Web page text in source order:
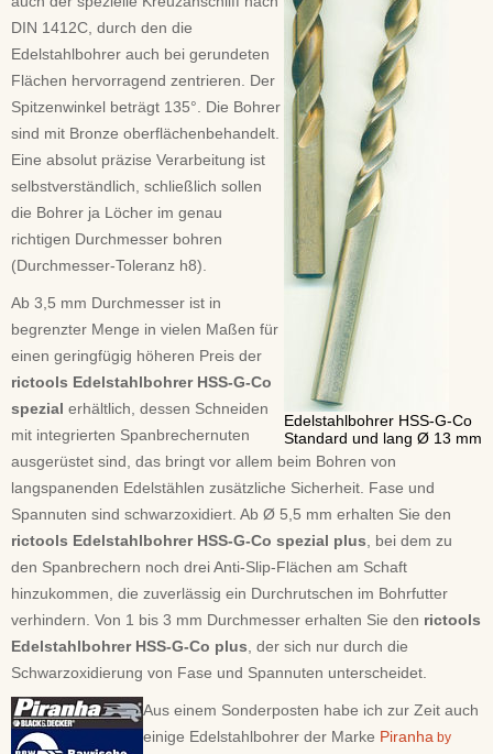
Edelstahlbohrer HSS-G-Co
Standard und lang Ø 13 mm
DIN 1412C, durch den die
Edelstahlbohrer auch bei gerundeten
Flächen hervorragend zentrieren. Der
Spitzenwinkel beträgt 135°. Die Bohrer
sind mit Bronze oberflächenbehandelt.
Eine absolut präzise Verarbeitung ist
selbstverständlich, schließlich sollen
die Bohrer ja Löcher im genau
richtigen Durchmesser bohren
(Durchmesser-Toleranz h8).
Ab 3,5 mm Durchmesser ist in
begrenzter Menge in vielen Maßen für
einen geringfügig höheren Preis der
rictools Edelstahlbohrer HSS-G-Co
spezial erhältlich, dessen Schneiden
mit integrierten Spanbrechernuten
ausgerüstet sind, das bringt vor allem beim Bohren von
langspanenden Edelstählen zusätzliche Sicherheit. Fase und
Spannuten sind schwarzoxidiert. Ab Ø 5,5 mm erhalten Sie den
rictools Edelstahlbohrer HSS-G-Co spezial plus , bei dem zu
den Spanbrechern noch drei Anti-Slip-Flächen am Schaft
hinzukommen, die zuverlässig ein Durchrutschen im Bohrfutter
verhindern. Von 1 bis 3 mm Durchmesser erhalten Sie den rictools
Edelstahlbohrer HSS-G-Co plus , der sich nur durch die
Schwarzoxidierung von Fase und Spannuten unterscheidet.
Aus einem Sonderposten habe ich zur Zeit auch
einige Edelstahlbohrer der Marke Piranha by